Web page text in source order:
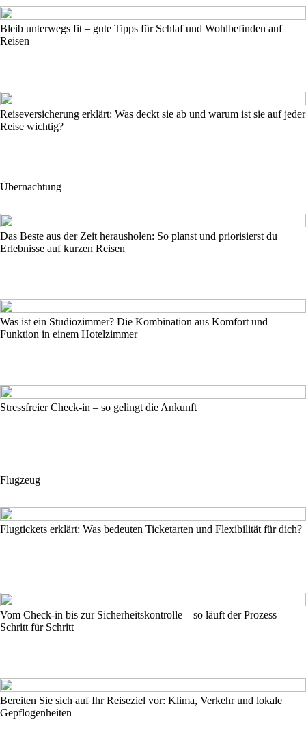
Bleib unterwegs fit – gute Tipps für Schlaf und Wohlbefinden auf
Reisen
Reiseversicherung erklärt: Was deckt sie ab und warum ist sie auf jeder
Reise wichtig?
Übernachtung
Das Beste aus der Zeit herausholen: So planst und priorisierst du
Erlebnisse auf kurzen Reisen
Was ist ein Studiozimmer? Die Kombination aus Komfort und
Funktion in einem Hotelzimmer
Stressfreier Check-in – so gelingt die Ankunft
Flugzeug
Flugtickets erklärt: Was bedeuten Ticketarten und Flexibilität für dich?
Vom Check-in bis zur Sicherheitskontrolle – so läuft der Prozess
Schritt für Schritt
Bereiten Sie sich auf Ihr Reiseziel vor: Klima, Verkehr und lokale
Gepflogenheiten